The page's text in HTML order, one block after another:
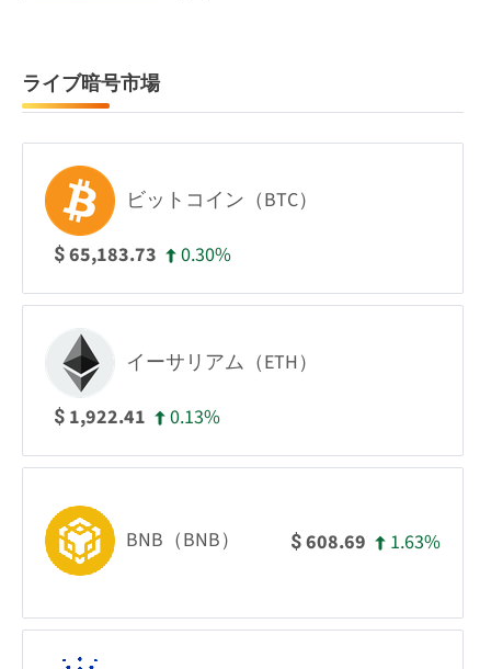
ライブ暗号市場
ビットコイン（BTC）
$65,183.73 0.30%
イーサリアム（ETH）
$ 1,922.41 0.13%
BNB（BNB） $608.69 1.63%